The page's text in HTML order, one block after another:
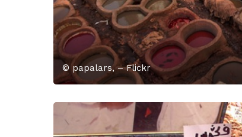
© papalars, – Flickr